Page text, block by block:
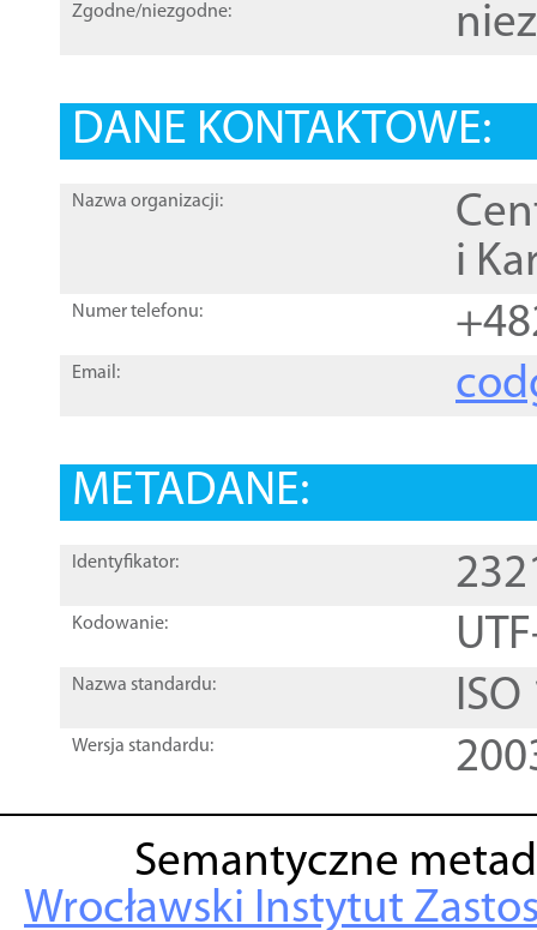
Zgodne/niezgodne:
DANE KONTAKTOWE:
Nazwa organizacji:
i
Numer telefonu:
Email:
METADANE:
Identyfikator:
Kodowanie:
Nazwa standardu:
Wersja standardu:
Semantyczne
Wrocławski Instytut